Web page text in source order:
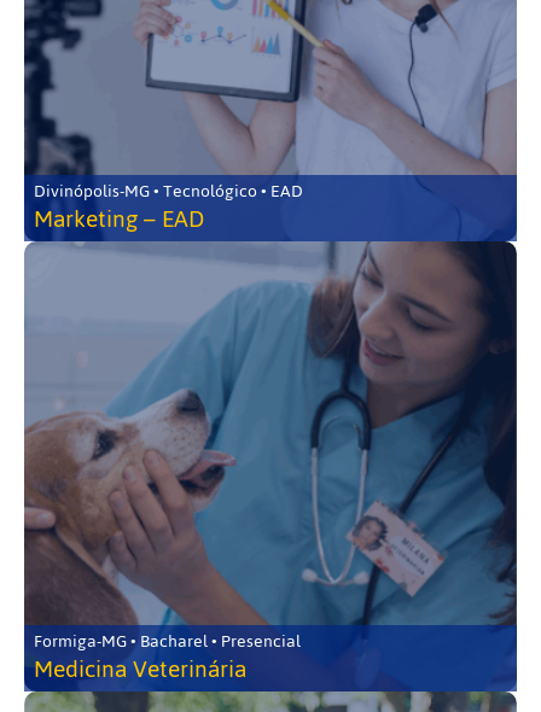
Divinópolis-MG • Tecnológico • EAD
Marketing – EAD
Formiga-MG • Bacharel • Presencial
Medicina Veterinária